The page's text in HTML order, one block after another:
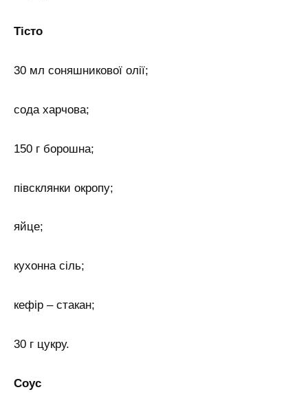
Тісто
30 мл соняшникової олії;
сода харчова;
150 г борошна;
півсклянки окропу;
яйце;
кухонна сіль;
кефір – стакан;
30 г цукру.
Соус